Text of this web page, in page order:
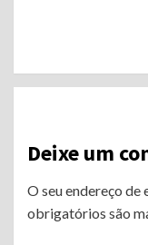
Continue
Reading
Deixe um
O seu endereço de
obrigatórios são